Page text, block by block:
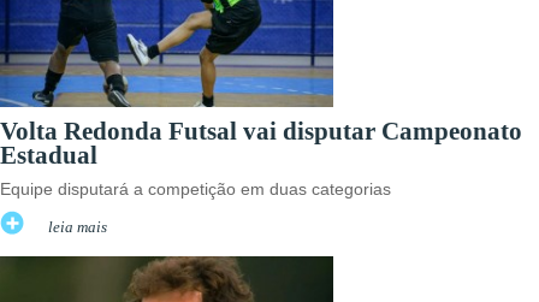
Volta Redonda Futsal vai disputar Campeonato
Estadual
Equipe disputará a competição em duas categorias
leia mais